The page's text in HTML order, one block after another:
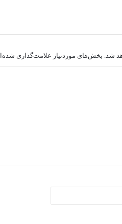
شد. بخش‌های موردنیاز علامت‌گذاری